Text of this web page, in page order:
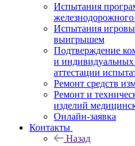
Испытания
Испытания
выигрышем
Подтверждение
и индивидуальных
аттестации
Ремонт средств
Ремонт и
изделий
Онлайн-заявка
Контакты
Назад